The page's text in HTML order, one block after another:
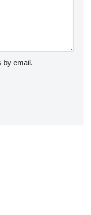
by email.